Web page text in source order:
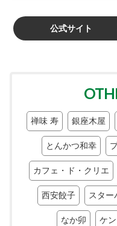
公式サイト
禅味 寿 銀座木屋
とんかつ和幸
カフェ・ド・クリエ
西安餃子 スター
なか卯 ケ